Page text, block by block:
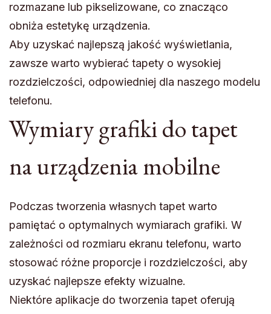
rozmazane lub pikselizowane, co znacząco
obniża estetykę urządzenia.
Aby uzyskać najlepszą jakość wyświetlania,
zawsze warto wybierać tapety o wysokiej
rozdzielczości, odpowiedniej dla naszego modelu
telefonu.
Wymiary grafiki do tapet
na urządzenia mobilne
Podczas tworzenia własnych tapet warto
pamiętać o optymalnych wymiarach grafiki. W
zależności od rozmiaru ekranu telefonu, warto
stosować różne proporcje i rozdzielczości, aby
uzyskać najlepsze efekty wizualne.
Niektóre aplikacje do tworzenia tapet oferują